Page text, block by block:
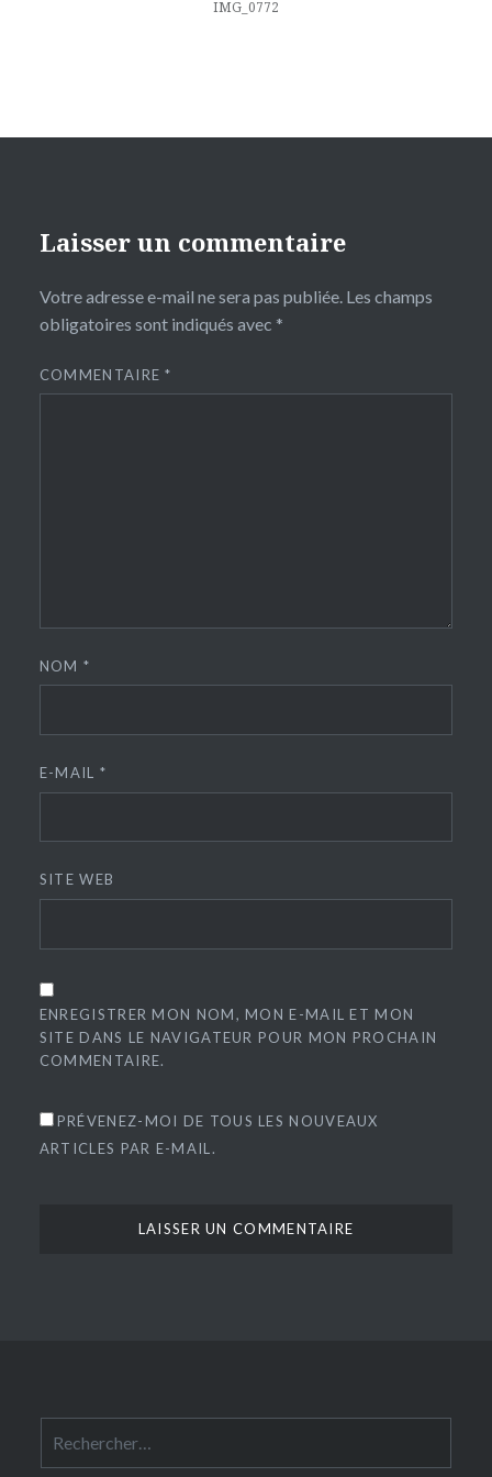
IMG_0772
Laisser un commentaire
Votre adresse e-mail ne sera pas publiée. Les champs
obligatoires sont indiqués avec *
COMMENTAIRE*
NOM*
E-MAIL *
SITE WEB
ENREGISTRER MON NOM, MON E-MAIL ET MON
SITE DANS LE NAVIGATEUR POUR MON PROCHAIN
COMMENTAIRE.
PRÉVENEZ-MOI DE TOUS LES NOUVEAUX
ARTICLES PAR E-MAIL.